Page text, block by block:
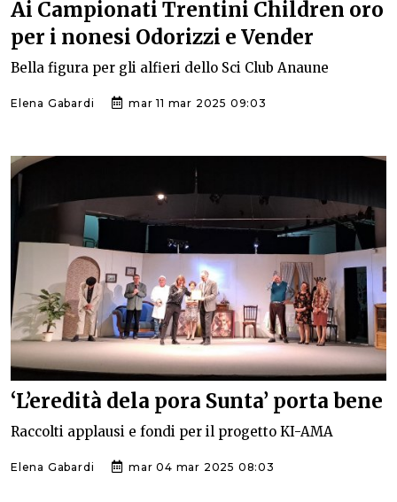
Ai Campionati Trentini Children oro
per i nonesi Odorizzi e Vender
Bella figura per gli alfieri dello Sci Club Anaune
Elena Gabardi mar 11 mar 2025 09:03
‘L’eredità dela pora Sunta’ porta bene
Raccolti applausi e fondi per il progetto KI-AMA
Elena Gabardi mar 04 mar 2025 08:03